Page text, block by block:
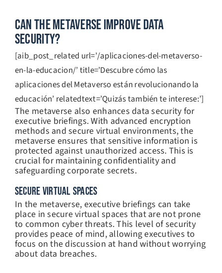
Can The Metaverse Improve Data
Security?
[aib_post_related url=’/aplicaciones-del-metaverso-
en-la-educacion/’ title=’Descubre cómo las
aplicaciones del Metaverso están revolucionando la
educación’ relatedtext=’Quizás también te interese:’]
The metaverse also enhances data security for
executive briefings. With advanced encryption
methods and secure virtual environments, the
metaverse ensures that sensitive information is
protected against unauthorized access. This is
crucial for maintaining confidentiality and
safeguarding corporate secrets.
SECURE VIRTUAL SPACES
In the metaverse, executive briefings can take
place in secure virtual spaces that are not prone
to common cyber threats. This level of security
provides peace of mind, allowing executives to
focus on the discussion at hand without worrying
about data breaches.